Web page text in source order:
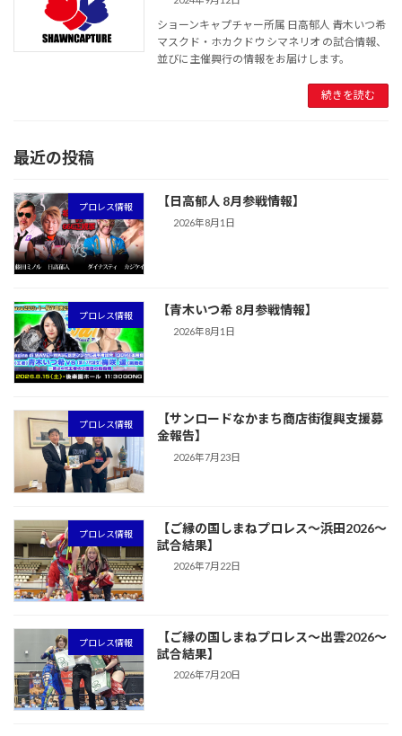
ショーンキャプチャー所属 日高郁人 青木いつ希
マスクド・ホカクドウ シマネリオ の試合情報、
並びに主催興行の情報をお届けします。
続きを読む
最近の投稿
プロレス情報 【日高郁人 8月参戦情報】
2026年8月1日
プロレス情報 【青木いつ希 8月参戦情報】
2026年8月1日
プロレス情報
【サンロードなかまち商店街復興支援募
金報告】
2026年7月23日
プロレス情報
【ご縁の国しまねプロレス〜浜田2026〜
試合結果】
2026年7月22日
プロレス情報
【ご縁の国しまねプロレス〜出雲2026〜
試合結果】
2026年7月20日